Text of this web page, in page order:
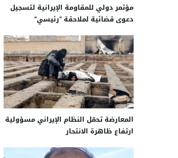
مؤتمر دولي للمقاومة الإيرانية لتسجيل
دعوى قضائية لملاحقة “رئيسي”
المعارضة تحمّل النظام الإيراني مسؤولية
ارتفاع ظاهرة الانتحار